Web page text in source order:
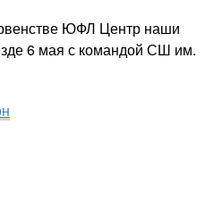
ЮФЛ Центр наши
6 мая с командой СШ им.